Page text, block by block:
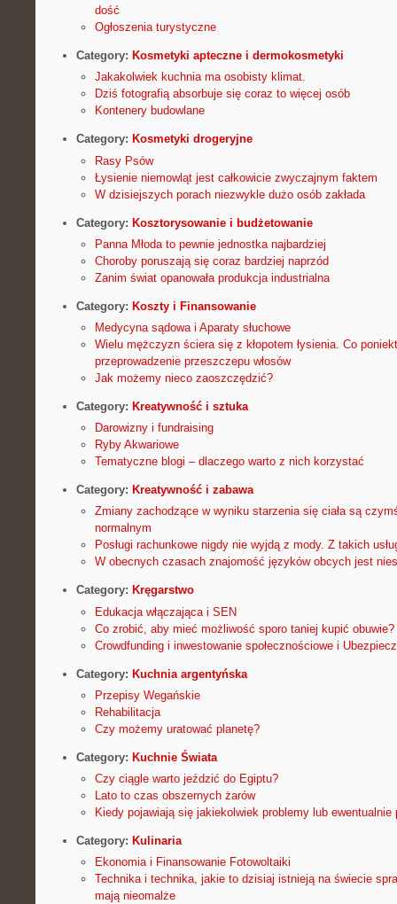
dość
Ogłoszenia turystyczne
Category: Kosmetyki apteczne i dermokosmetyki
Jakakolwiek kuchnia ma osobisty klimat.
Dziś fotografią absorbuje się coraz to więcej osób
Kontenery budowlane
Category: Kosmetyki drogeryjne
Rasy Psów
Łysienie niemowląt jest całkowicie zwyczajnym faktem
W dzisiejszych porach niezwykle dużo osób zakłada
Category: Kosztorysowanie i budżetowanie
Panna Młoda to pewnie jednostka najbardziej
Choroby poruszają się coraz bardziej naprzód
Zanim świat opanowała produkcja industrialna
Category: Koszty i Finansowanie
Medycyna sądowa i Aparaty słuchowe
Wielu mężczyzn ściera się z kłopotem łysienia. Co
przeprowadzenie przeszczepu włosów
Jak możemy nieco zaoszczędzić?
Category: Kreatywność i sztuka
Darowizny i fundraising
Ryby Akwariowe
Tematyczne blogi – dlaczego warto z nich korzystać
Category: Kreatywność i zabawa
Zmiany zachodzące w wyniku starzenia się ciała są
normalnym
Posługi rachunkowe nigdy nie wyjdą z mody. Z takich
W obecnych czasach znajomość języków obcych jest
Category: Kręgarstwo
Edukacja włączająca i SEN
Co zrobić, aby mieć możliwość sporo taniej kupić obuwie?
Crowdfunding i inwestowanie społecznościowe i
Category: Kuchnia argentyńska
Przepisy Wegańskie
Rehabilitacja
Czy możemy uratować planetę?
Category: Kuchnie Świata
Czy ciągle warto jeździć do Egiptu?
Lato to czas obszernych żarów
Kiedy pojawiają się jakiekolwiek problemy lub ewentualnie
Category: Kulinaria
Ekonomia i Finansowanie Fotowoltaiki
Technika i technika, jakie to dzisiaj istnieją na świecie
mają nieomalże